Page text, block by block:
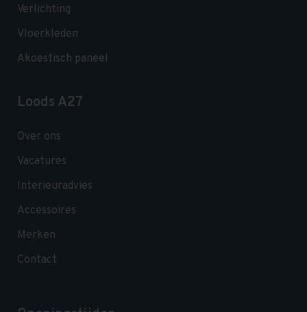
Verlichting
Vloerkleden
Akoestisch paneel
Loods A27
Over ons
Vacatures
Interieuradvies
Accessoires
Merken
Contact